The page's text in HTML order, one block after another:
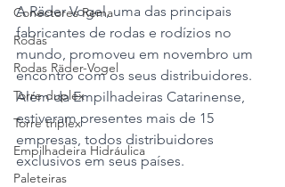
Conectores Rema
Rodas
Rodas Räder-Vogel
Torre duplex
Torre triplex
Empilhadeira Hidráulica
Paleteiras
A Räder Vogel, uma das principais
fabricantes de rodas e rodízios no
mundo, promoveu em novembro um
encontro com os seus distribuidores.
Além da Empilhadeiras Catarinense,
estiveram presentes mais de 15
empresas, todos distribuidores
exclusivos em seus países.